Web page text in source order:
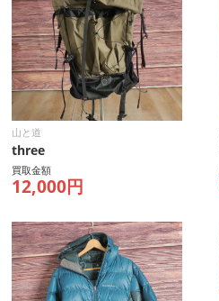
山と道
three
買取金額
12,000円